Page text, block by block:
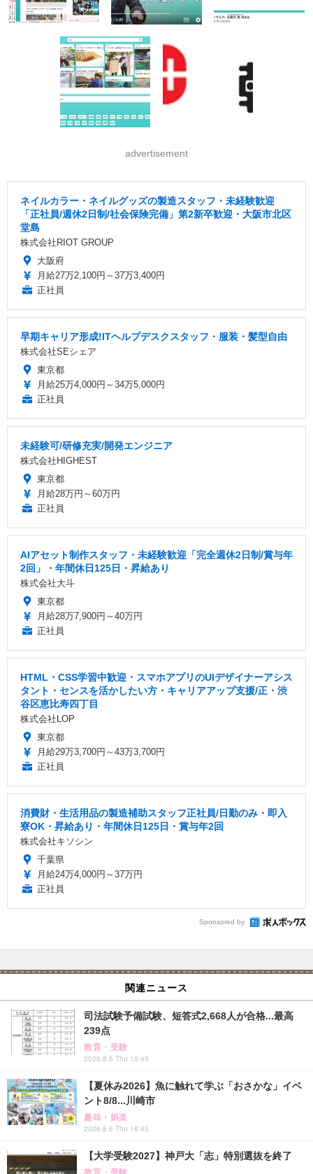
advertisement
ネイルカラー・ネイルグッズの製造スタッフ・未経験歓迎
「正社員/週休2日制/社会保険完備」第2新卒歓迎・大阪市北区
堂島
株式会社RIOT GROUP
大阪府
月給27万2,100円～37万3,400円
正社員
早期キャリア形成!ITヘルプデスクスタッフ・服装・髪型自由
株式会社SEシェア
東京都
月給25万4,000円～34万5,000円
正社員
未経験可/研修充実/開発エンジニア
株式会社HIGHEST
東京都
月給28万円～60万円
正社員
AIアセット制作スタッフ・未経験歓迎「完全週休2日制/賞与年
2回」・年間休日125日・昇給あり
株式会社大斗
東京都
月給28万7,900円～40万円
正社員
HTML・CSS学習中歓迎・スマホアプリのUIデザイナーアシス
タント・センスを活かしたい方・キャリアアップ支援/正・渋
谷区恵比寿四丁目
株式会社LOP
東京都
月給29万3,700円～43万3,700円
正社員
消費財・生活用品の製造補助スタッフ正社員/日勤のみ・即入
寮OK・昇給あり・年間休日125日・賞与年2回
株式会社キソシン
千葉県
月給24万4,000円～37万円
正社員
Sponsored by
関連ニュース
司法試験予備試験、短答式2,668人が合格...最高
239点
教育・受験
2026.8.6 Thu 19:45
【夏休み2026】魚に触れて学ぶ「おさかな」イベ
ント8/8...川崎市
趣味・娯楽
2026.8.6 Thu 16:45
【大学受験2027】神戸大「志」特別選抜を終了